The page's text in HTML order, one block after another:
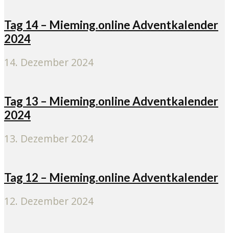
Tag 14 – Mieming.online Adventkalender
2024
14. Dezember 2024
Tag 13 – Mieming.online Adventkalender
2024
13. Dezember 2024
Tag 12 – Mieming.online Adventkalender
12. Dezember 2024